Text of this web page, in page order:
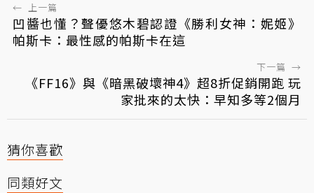
← 上一篇
凹醬也懂？聲優悠木碧認證《勝利女神：妮姬》
帕斯卡：最性感的帕斯卡在這
下一篇 →
《FF16》與《暗黑破壞神4》超8折促銷開跑 玩
家批來的太快：早知多等2個月
猜你喜歡
同類好文